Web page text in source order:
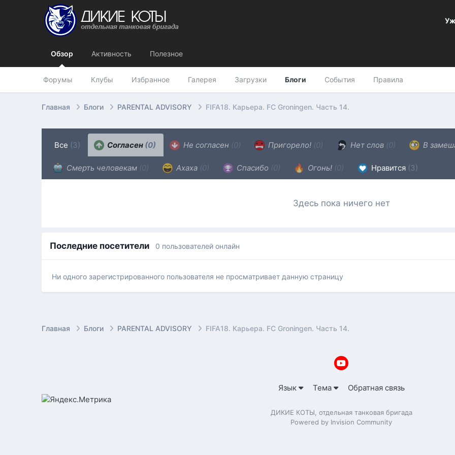
Обзор
Форумы Клубы Избранное Галерея Загрузки Блоги События Правила
Активность Полезное
Главная Блоги PARENTAL ADVISORY FIFA18. Карьера. FC Groningen. Часть 14.
Все (3) Согласен (0) Не согласен (0) Пригорело! (0) Нет слов (0) В
Смерть человекам (0) Ахаха (0) Спасибо (0) Огонь! (0) Нравится (3)
Здесь пока ничего нет
Последние посетители 0 пользователей онлайн
Ни одного зарегистрированного пользователя не просматривает данную страницу
Главная Блоги PARENTAL ADVISORY FIFA18. Карьера. FC Groningen. Часть 14.
Язык Тема Обратная связь
ДИКИЕ КОТЫ, отдельная танковая бригада
Powered by Invision Community